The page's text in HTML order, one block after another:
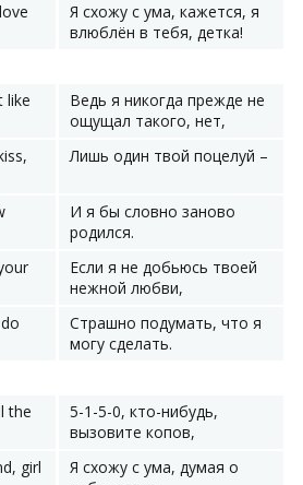
Я схожу с ума, кажется, я
влюблён в тебя, детка!
like
Ведь я никогда прежде не
ощущал такого, нет,
Лишь один твой поцелуй –
И я бы словно заново
родился.
Если я не добьюсь твоей
нежной любви,
Страшно подумать, что я
могу сделать.
the
5-1-5-0, кто-нибудь,
вызовите копов,
girl
Я схожу с ума, думая о